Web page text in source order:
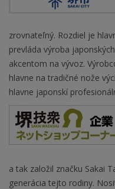
zrovnateľný. Rozdiel je
prevláda výroba
akcentom na vývoz.
hlavne na tradičné nože
hlavne japonskí
a tak založil značku Sakai
generácia tejto rodiny.